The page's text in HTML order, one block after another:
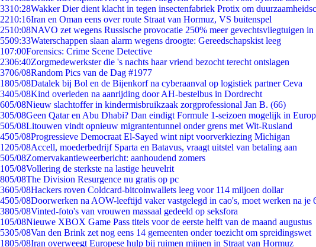
3310:28Wakker Dier dient klacht in tegen insectenfabriek Protix om
2210:16Iran en Oman eens over route Straat van Hormuz, VS buitenspel
2510:08NAVO zet wegens Russische provocatie 250% meer gevechtsvliegtuigen in
5509:33Waterschappen slaan alarm wegens droogte: Gereedschapskist leeg
107:00Forensics: Crime Scene Detective
2306:40Zorgmedewerkster die 's nachts haar vriend bezocht terecht ontslagen
3706/08Random Pics van de Dag #1977
1805/08Datalek bij Bol en de Bijenkorf na cyberaanval op logistiek partner Ceva
3405/08Kind overleden na aanrijding door AH-bestelbus in Dordrecht
605/08Nieuw slachtoffer in kindermisbruikzaak zorgprofessional Jan B. (66)
305/08Geen Qatar en Abu Dhabi? Dan eindigt Formule 1-seizoen mogelijk in
505/08Litouwen vindt opnieuw migrantentunnel onder grens met Wit-Rusland
4505/08Progressieve Democraat El-Sayed wint nipt voorverkiezing Michigan
1205/08Accell, moederbedrijf Sparta en Batavus, vraagt uitstel van betaling aan
505/08Zomervakantieweerbericht: aanhoudend zomers
105/08Vollering de sterkste na lastige heuvelrit
805/08The Division Resurgence nu gratis op pc
3605/08Hackers roven Coldcard-bitcoinwallets leeg voor 114 miljoen dollar
4505/08Doorwerken na AOW-leeftijd vaker vastgelegd in cao's, moet werken na je
3805/08Vinted-foto's van vrouwen massaal gedeeld op seksfora
105/08Nieuwe XBOX Game Pass titels voor de eerste helft van de maand augustus
5305/08Van den Brink zet nog eens 14 gemeenten onder toezicht om spreidingswet
1805/08Iran overweegt Europese hulp bij ruimen mijnen in Straat van Hormuz